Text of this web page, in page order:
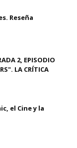
Reseña
2, EPISODIO
LA CRÍTICA
el Cine y la